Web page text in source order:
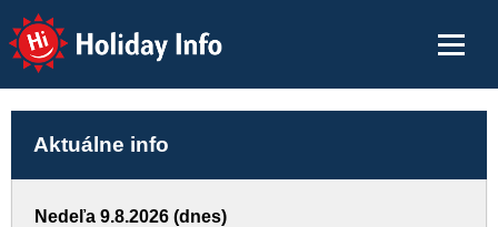
Holiday Info
Aktuálne info
Nedeľa 9.8.2026 (dnes)